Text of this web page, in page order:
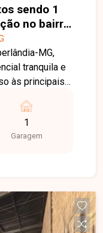
sendo 1
no bairro
MG
MG,
tranquila e
às principais
e diversos
e
cozinha com
e 1 vaga
1
Garagem